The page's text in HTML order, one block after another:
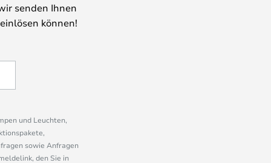
senden Ihnen
können!
und Leuchten,
sowie Anfragen
den Sie in